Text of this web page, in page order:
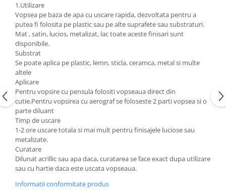
1.Utilizare
Vopsea pe baza de apa cu uscare rapida, dezvoltata pentru a
putea fi folosita pe plastic sau pe alte suprafete sau substraturi.
Mat , satin, lucios, metalizat, lac toate aceste finisari sunt
disponibile.
Substrat
Se poate aplica pe plastic, lemn, sticla, ceramca, metal si multe
altele
Aplicare
Pentru vopsire cu pensula folositi vopseaua direct din
cutie.Pentru vopsirea cu aerograf se foloseste 2 parti vopsea si o
parte diluant
Timp de uscare
1-2 ore uscare totala si mai mult pentru finisajele luciose sau
metalizate.
Curatare
Dilunat acrillic sau apa daca, curatarea se face exact dupa utilizare
sau cu hartie daca este uscata vopseaua.
Informatii conformitate produs